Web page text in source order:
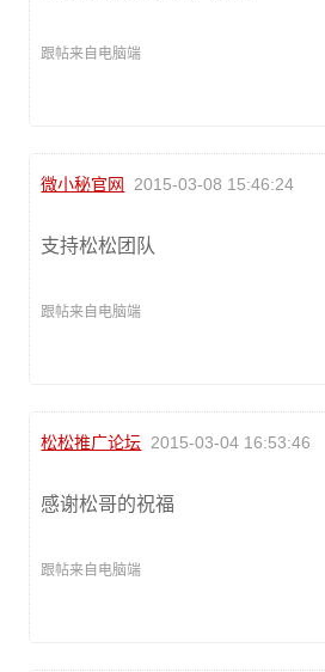
跟帖来自电脑端
微小秘官网 2015-03-08 15:46:24
支持松松团队
跟帖来自电脑端
松松推广论坛 2015-03-04 16:53:46
感谢松哥的祝福
跟帖来自电脑端